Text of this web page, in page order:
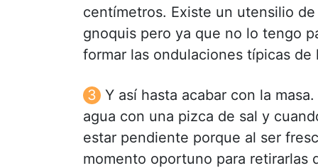
centímetros. Existe un utensilio
gnoquis pero ya que no lo tengo
formar las ondulaciones típicas de
Y así hasta acabar con la
agua con una pizca de sal y
estar pendiente porque al ser
momento oportuno para retirarlas